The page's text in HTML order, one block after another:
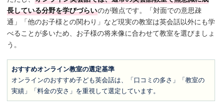
長している分野を学びづらいのが難点です。「対面での意思疎
通」「他のお子様との関わり」など現実の教室は英会話以外にも学
べることが多いため、お子様の将来像に合わせて教室を選びましょ
う。
おすすめオンライン教室の選定基準
オンラインのおすすめ子ども英会話は、「口コミの多さ」「教室の
実績」「料金の安さ」を重視して選定しています。